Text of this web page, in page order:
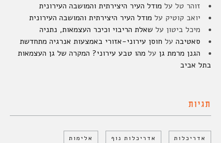
זוהר טל על מודל העיר היצירתית והמושבה העירונית
יואב קוטיק על מודל העיר היצירתית והמושבה העירונית
מיכל ביטון על שאלת הריבוי וכיכר העצמאות, נתניה
סאטיבה על חוסן עירוני-אזורי באמצעות אנרגיה מתחדשת
הגנן מרמת גן על מהו טבע עירוני? המקרה של גן העצמאות
בתל אביב
תגיות
אדריכלות אדריכלות נוף אלימות